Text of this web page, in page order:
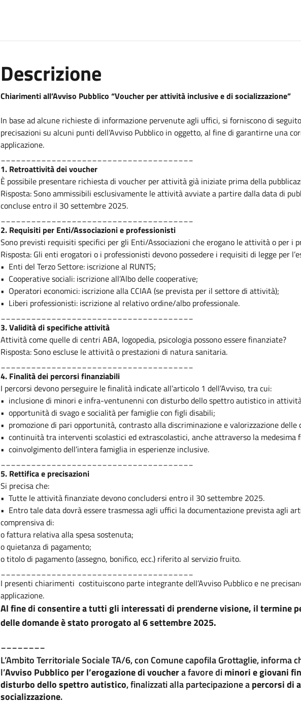
Descrizione
Chiarimenti all’Avviso Pubblico “Voucher per attività inclusive e di socializzazione”
In base ad alcune richieste di informazione pervenute agli uffici, si forniscono di
precisazioni su alcuni punti dell’Avviso Pubblico in oggetto, al fine di garantirne una
applicazione.
1.⁠ ⁠Retroattività dei voucher
È possibile presentare richiesta di voucher per attività già iniziate prima della
Risposta: Sono ammissibili esclusivamente le attività avviate a partire dalla data di
concluse entro il 30 settembre 2025.
2.⁠ ⁠Requisiti per Enti/Associazioni e professionisti
Sono previsti requisiti specifici per gli Enti/Associazioni che erogano le attività o per i
Risposta: Gli enti erogatori o i professionisti devono possedere i requisiti di legge per
•⁠ ⁠Enti del Terzo Settore: iscrizione al RUNTS;
•⁠ ⁠Cooperative sociali: iscrizione all’Albo delle cooperative;
•⁠ ⁠Operatori economici: iscrizione alla CCIAA (se prevista per il settore di attività);
•⁠ ⁠Liberi professionisti: iscrizione al relativo ordine/albo professionale.
3.⁠ ⁠Validità di specifiche attività
Attività come quelle di centri ABA, logopedia, psicologia possono essere finanziate?
Risposta: Sono escluse le attività o prestazioni di natura sanitaria.
4.⁠ ⁠Finalità dei percorsi finanziabili
I percorsi devono perseguire le finalità indicate all’articolo 1 dell’Avviso, tra cui:
•⁠ ⁠inclusione di minori e infra-ventunenni con disturbo dello spettro autistico in
•⁠ ⁠opportunità di svago e socialità per famiglie con figli disabili;
•⁠ ⁠promozione di pari opportunità, contrasto alla discriminazione e valorizzazione delle
•⁠ ⁠continuità tra interventi scolastici ed extrascolastici, anche attraverso la medesima
•⁠ ⁠coinvolgimento dell’intera famiglia in esperienze inclusive.
5.⁠ ⁠Rettifica e precisazioni
Si precisa che:
•⁠ ⁠Tutte le attività finanziate devono concludersi entro il 30 settembre 2025.
•⁠ ⁠Entro tale data dovrà essere trasmessa agli uffici la documentazione prevista agli
comprensiva di:
o fattura relativa alla spesa sostenuta;
o quietanza di pagamento;
o titolo di pagamento (assegno, bonifico, ecc.) riferito al servizio fruito.
I presenti chiarimenti costituiscono parte integrante dell’Avviso Pubblico e ne
applicazione.
Al fine di consentire a tutti gli interessati di prenderne visione, il termine
delle domande è stato prorogato al 6 settembre 2025.
L’Ambito Territoriale Sociale TA/6, con Comune capofila Grottaglie, informa
l’Avviso Pubblico per l’erogazione di vouchera favore diminori e giovani
disturbo dello spettro autistico, finalizzati alla partecipazione apercorsi di
socializzazione.